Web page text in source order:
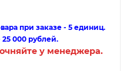
при заказе - 5 единиц.
000 рублей.
у менеджера.